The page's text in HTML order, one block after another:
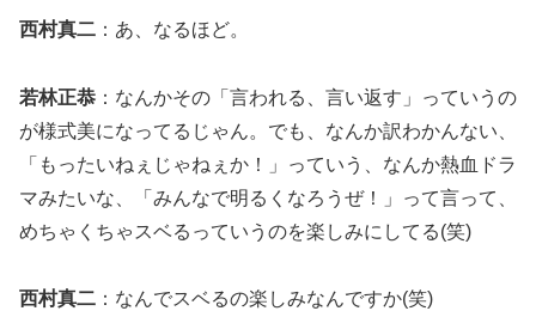
西村真二 ：あ、なるほど。
若林正恭 ：なんかその「言われる、言い返す」っていうの
が様式美になってるじゃん。でも、なんか訳わかんない、
「もったいねぇじゃねぇか！」っていう、なんか熱血ドラ
マみたいな、「みんなで明るくなろうぜ！」って言って、
めちゃくちゃスベるっていうのを楽しみにしてる(笑)
西村真二 ：なんでスベるの楽しみなんですか(笑)